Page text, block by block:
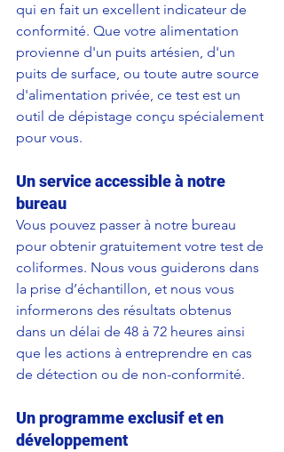
qui en fait un excellent indicateur de
conformité. Que votre alimentation
provienne d'un puits artésien, d'un
puits de surface, ou toute autre source
d'alimentation privée, ce test est un
outil de dépistage conçu spécialement
pour vous.
Un service accessible à notre
bureau
Vous pouvez passer à notre bureau
pour obtenir gratuitement votre test de
coliformes. Nous vous guiderons dans
la prise d’échantillon, et nous vous
informerons des résultats obtenus
dans un délai de 48 à 72 heures ainsi
que les actions à entreprendre en cas
de détection ou de non-conformité.
Un programme exclusif et en
développement